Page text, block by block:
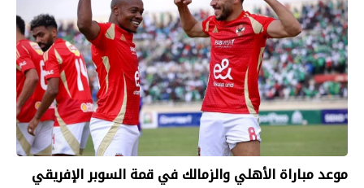
موعد مباراة الأهلي والزمالك في قمة السوبر الإفريقي